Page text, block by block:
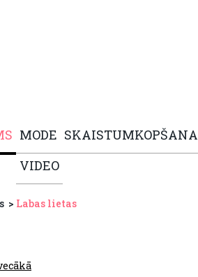
MODE SKAISTUMKOPŠANA
VIDEO
Labas lietas